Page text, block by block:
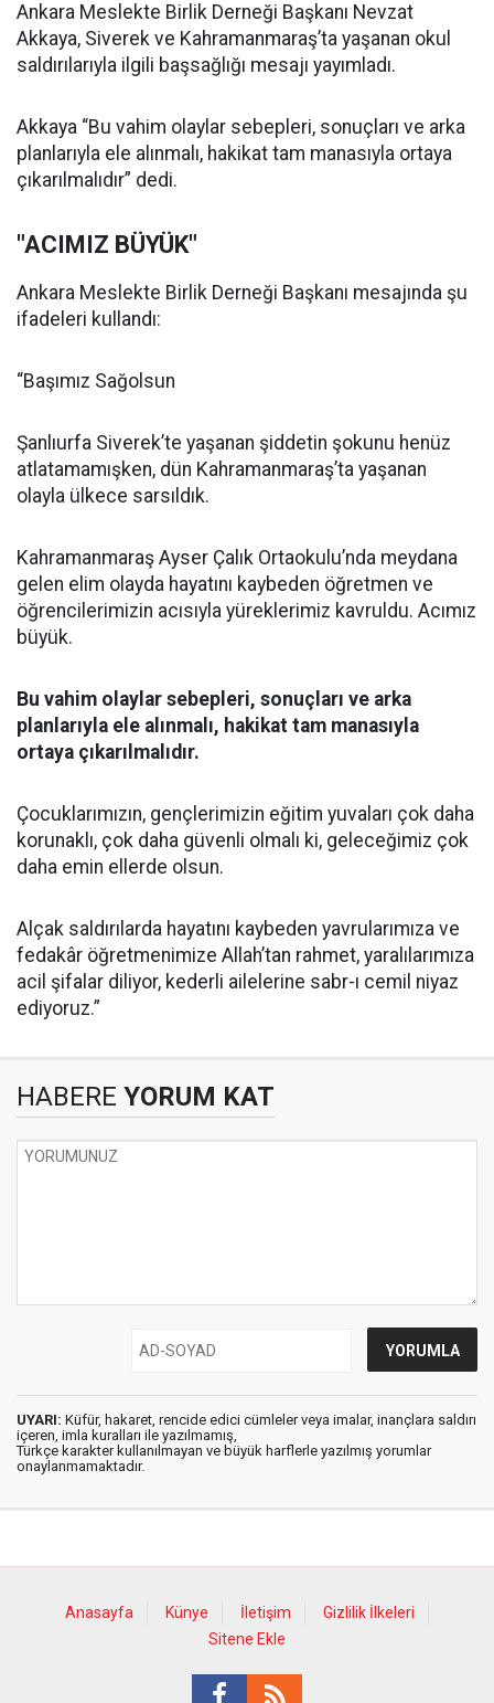
Ankara Meslekte Birlik Derneği Başkanı Nevzat
Akkaya, Siverek ve Kahramanmaraş’ta yaşanan okul
saldırılarıyla ilgili başsağlığı mesajı yayımladı.
Akkaya “Bu vahim olaylar sebepleri, sonuçları ve arka
planlarıyla ele alınmalı, hakikat tam manasıyla ortaya
çıkarılmalıdır” dedi.
"ACIMIZ BÜYÜK"
Ankara Meslekte Birlik Derneği Başkanı mesajında şu
ifadeleri kullandı:
“Başımız Sağolsun
Şanlıurfa Siverek’te yaşanan şiddetin şokunu henüz
atlatamamışken, dün Kahramanmaraş’ta yaşanan
olayla ülkece sarsıldık.
Kahramanmaraş Ayser Çalık Ortaokulu’nda meydana
gelen elim olayda hayatını kaybeden öğretmen ve
öğrencilerimizin acısıyla yüreklerimiz kavruldu. Acımız
büyük.
Bu vahim olaylar sebepleri, sonuçları ve arka
planlarıyla ele alınmalı, hakikat tam manasıyla
ortaya çıkarılmalıdır.
Çocuklarımızın, gençlerimizin eğitim yuvaları çok daha
korunaklı, çok daha güvenli olmalı ki, geleceğimiz çok
daha emin ellerde olsun.
Alçak saldırılarda hayatını kaybeden yavrularımıza ve
fedakâr öğretmenimize Allah’tan rahmet, yaralılarımıza
acil şifalar diliyor, kederli ailelerine sabr-ı cemil niyaz
ediyoruz.”
HABERE YORUM KAT
UYARI: Küfür, hakaret, rencide edici cümleler veya imalar, inançlara saldırı
içeren, imla kuralları ile yazılmamış,
Türkçe karakter kullanılmayan ve büyük harflerle yazılmış yorumlar
onaylanmamaktadır.
Anasayfa Künye İletişim
Gizlilik İlkeleri
Sitene Ekle